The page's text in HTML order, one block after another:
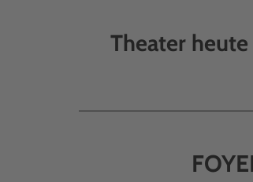
Theater heute